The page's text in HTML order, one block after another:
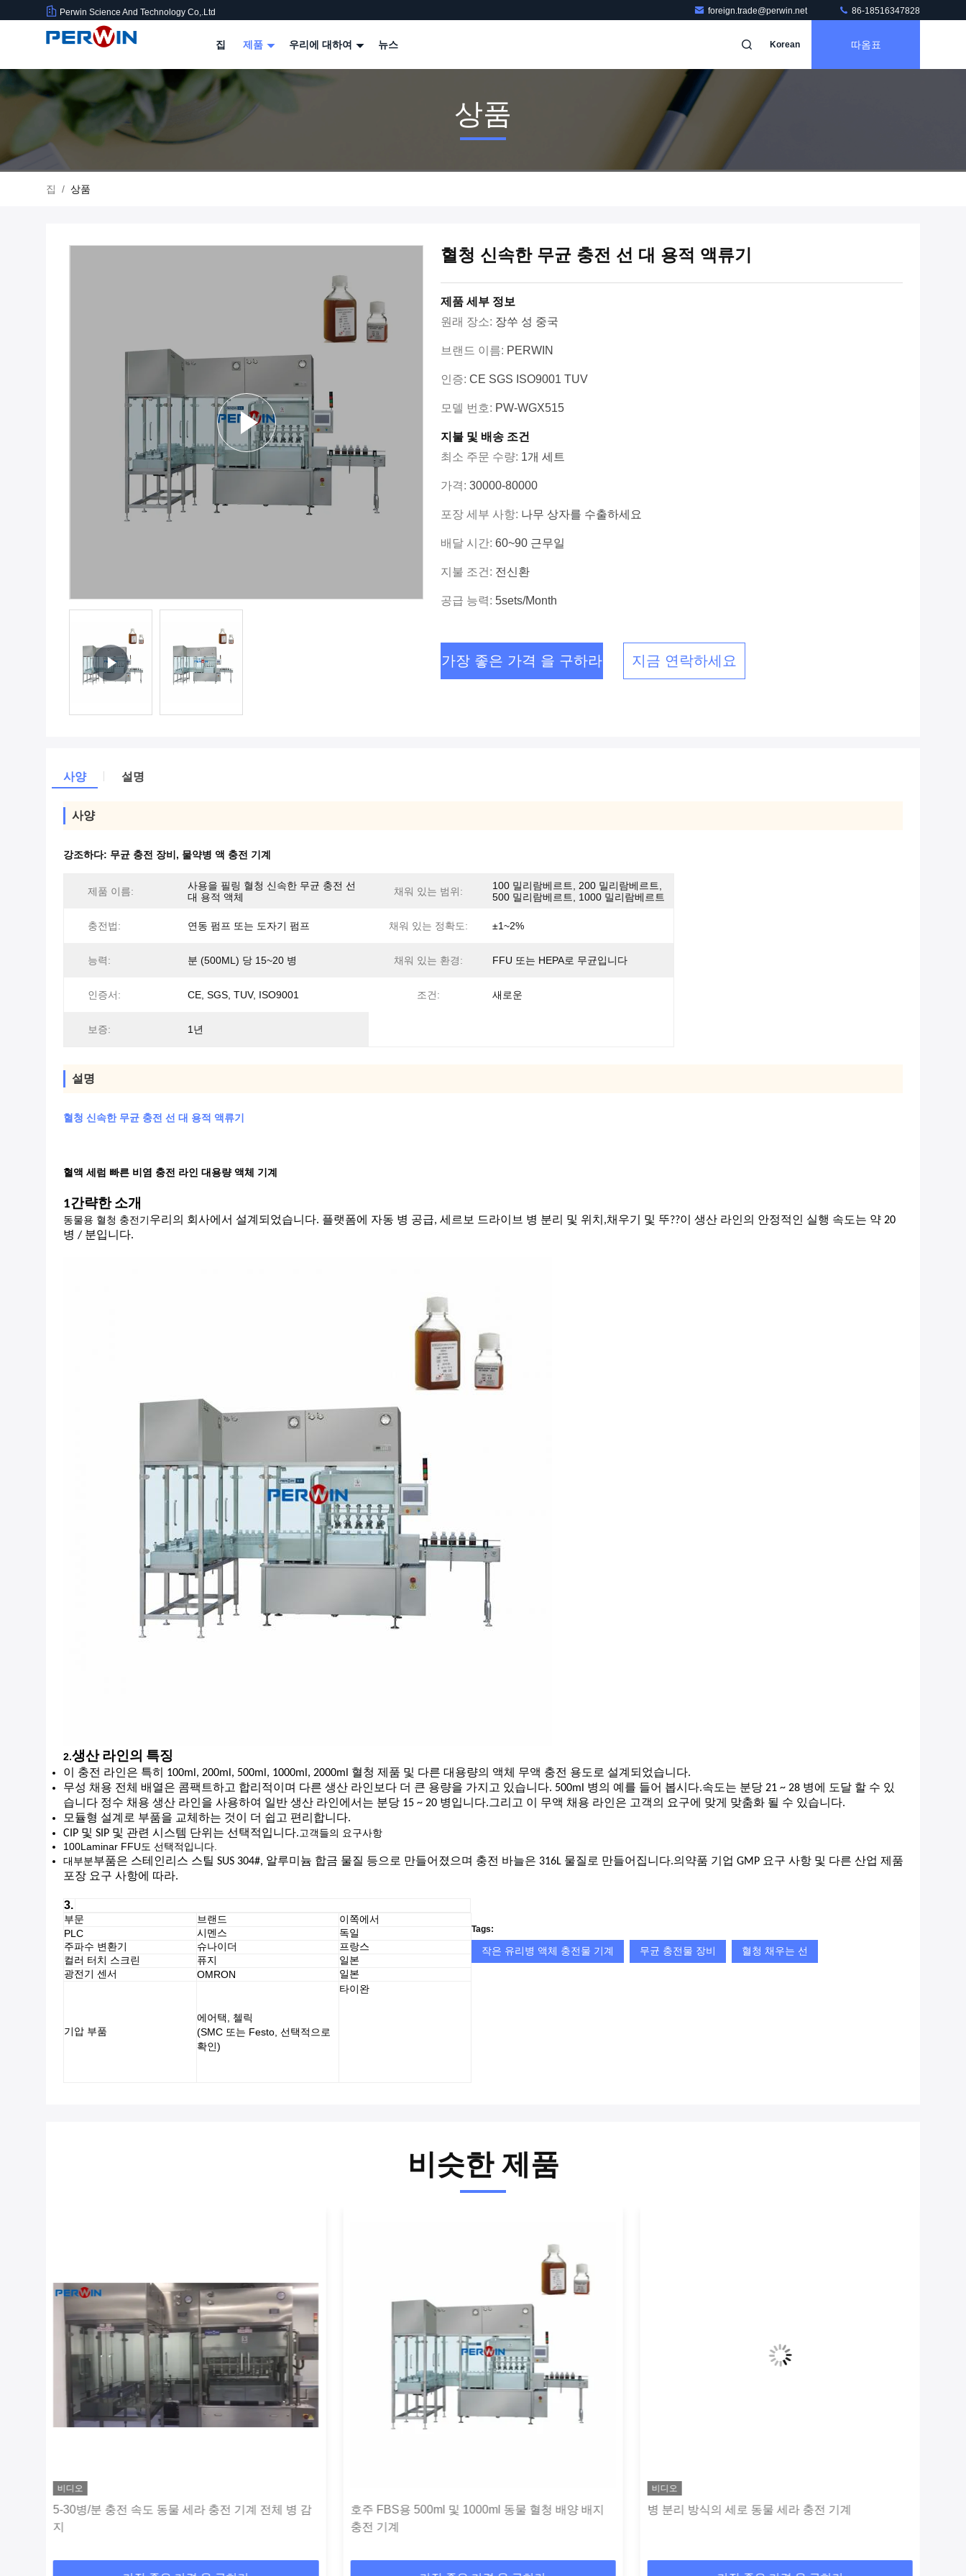
Perwin Science And Technology Co,.Ltd foreign.trade@perwin.net 86-18516347828
집 제품 우리에 대하여 뉴스 Korean 따옴표
상품
집 / 상품
혈청 신속한 무균 충전 선 대 용적 액류기
제품 세부 정보
원래 장소: 장쑤 성 중국
브랜드 이름: PERWIN
인증: CE SGS ISO9001 TUV
모델 번호: PW-WGX515
지불 및 배송 조건
최소 주문 수량: 1개 세트
가격: 30000-80000
포장 세부 사항: 나무 상자를 수출하세요
배달 시간: 60~90 근무일
지불 조건: 전신환
공급 능력: 5sets/month
가장 좋은 가격 을 구하라 지금 연락하세요
사양 설명
사양
강조하다: 무균 충전 장비 , 물약병 액 충전 기계
제품 이름:
사용을 필링 혈청 신속한 무균 충전 선
대 용적 액체
채워 있는 범위:
100 밀리람베르트, 200 밀리람베르트,
500 밀리람베르트, 1000 밀리람베르트
충전법: 연동 펌프 또는 도자기 펌프 채워 있는 정확도: ±1~2%
능력: 분 (500ML) 당 15~20 병 채워 있는 환경: FFU 또는 HEPA로 무균입니다
인증서: CE, SGS, TUV, ISO9001 조건: 새로운
보증: 1년
설명
혈청 신속한 무균 충전 선 대 용적 액류기
혈액 세럼 빠른 비염 충전 라인 대용량 액체 기계
1간략한 소개
동물용 혈청 충전기우리의 회사에서 설계되었습니다. 플랫폼에 자동 병 공급, 세르보 드라이브 병 분리 및 위치,채우기 및 뚜??이 생산 라인의 안정적인 실행 속도는 약 20
병 / 분입니다.
2.생산 라인의 특징
이 충전 라인은 특히 100ml, 200ml, 500ml, 1000ml, 2000ml 혈청 제품 및 다른 대용량의 액체 무액 충전 용도로 설계되었습니다.
무성 채용 전체 배열은 콤팩트하고 합리적이며 다른 생산 라인보다 더 큰 용량을 가지고 있습니다. 500ml 병의 예를 들어 봅시다.속도는 분당 21 ~ 28 병에 도달 할 수 있
습니다 정수 채용 생산 라인을 사용하여 일반 생산 라인에서는 분당 15 ~ 20 병입니다.그리고 이 무액 채용 라인은 고객의 요구에 맞게 맞춤화 될 수 있습니다.
모듈형 설계로 부품을 교체하는 것이 더 쉽고 편리합니다.
CIP 및 SIP 및 관련 시스템 단위는 선택적입니다.고객들의 요구사항
100Laminar FFU도 선택적입니다.
대부분부품은 스테인리스 스틸 SUS 304#, 알루미늄 합금 물질 등으로 만들어졌으며 충전 바늘은 316L 물질로 만들어집니다.의약품 기업 GMP 요구 사항 및 다른 산업 제품
포장 요구 사항에 따라.
3.
부문 브랜드
이쪽에서
PLC
시멘스
독일
주파수 변환기
슈나이더
프랑스
컬러 터치 스크린
퓨지
일본
광전기 센서
OMRON 일본
기압 부품
에어택, 첼릭
(SMC 또는 Festo, 선택적으로
확인)
타이완
Tags:
작은 유리병 액체 충전물 기계 무균 충전물 장비 혈청 채우는 선
비슷한 제품
비디오
5-30병/분 충전 속도 동물 세라 충전 기계 전체 병 감
지
호주 FBS용 500ml 및 1000ml 동물 혈청 배양 배지
충전 기계
비디오
병 분리 방식의 세로 동물 세라 충전 기계